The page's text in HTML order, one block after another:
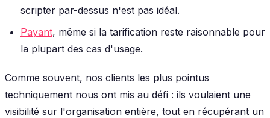
scripter par-dessus n'est pas idéal.
Payant, même si la tarification reste raisonnable pour
la plupart des cas d'usage.
Comme souvent, nos clients les plus pointus
techniquement nous ont mis au défi : ils voulaient une
visibilité sur l'organisation entière, tout en récupérant un